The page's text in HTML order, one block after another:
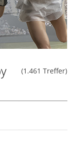
(1.461 Treffer)